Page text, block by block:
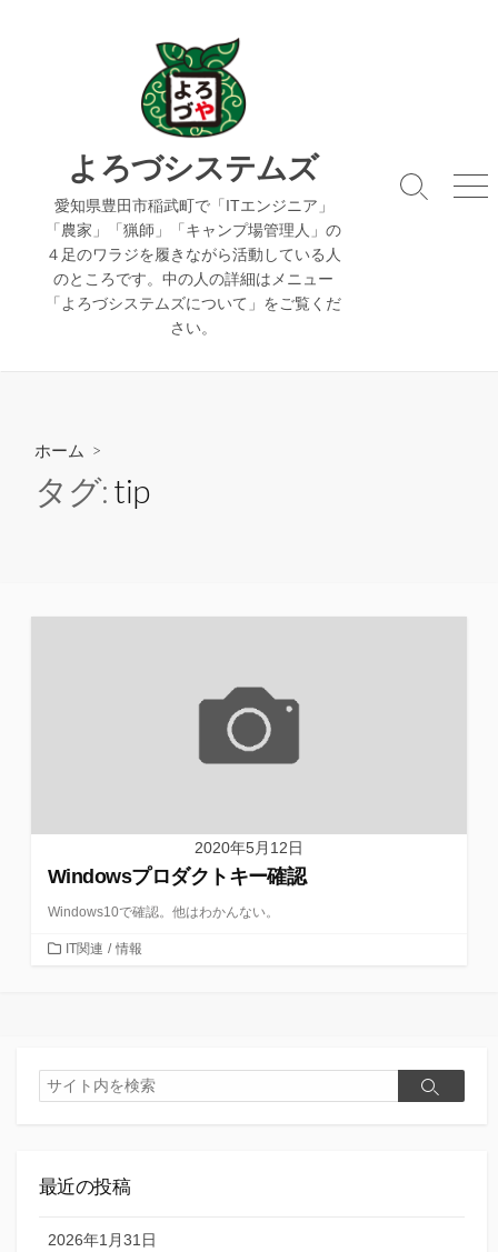
よろづシステムズ
愛知県豊田市稲武町で「ITエンジニア」
「農家」「猟師」「キャンプ場管理人」の
４足のワラジを履きながら活動している人
のところです。中の人の詳細はメニュー
「よろづシステムズについて」をご覧くだ
さい。
検
メ
ホーム >
タグ:tip
2020年5月12日
Windowsプロダクトキー確認
Windows10で確認。他はわかんない。
カIT関連 / 情報
検
索
検
最近の投稿
2026年1月31日